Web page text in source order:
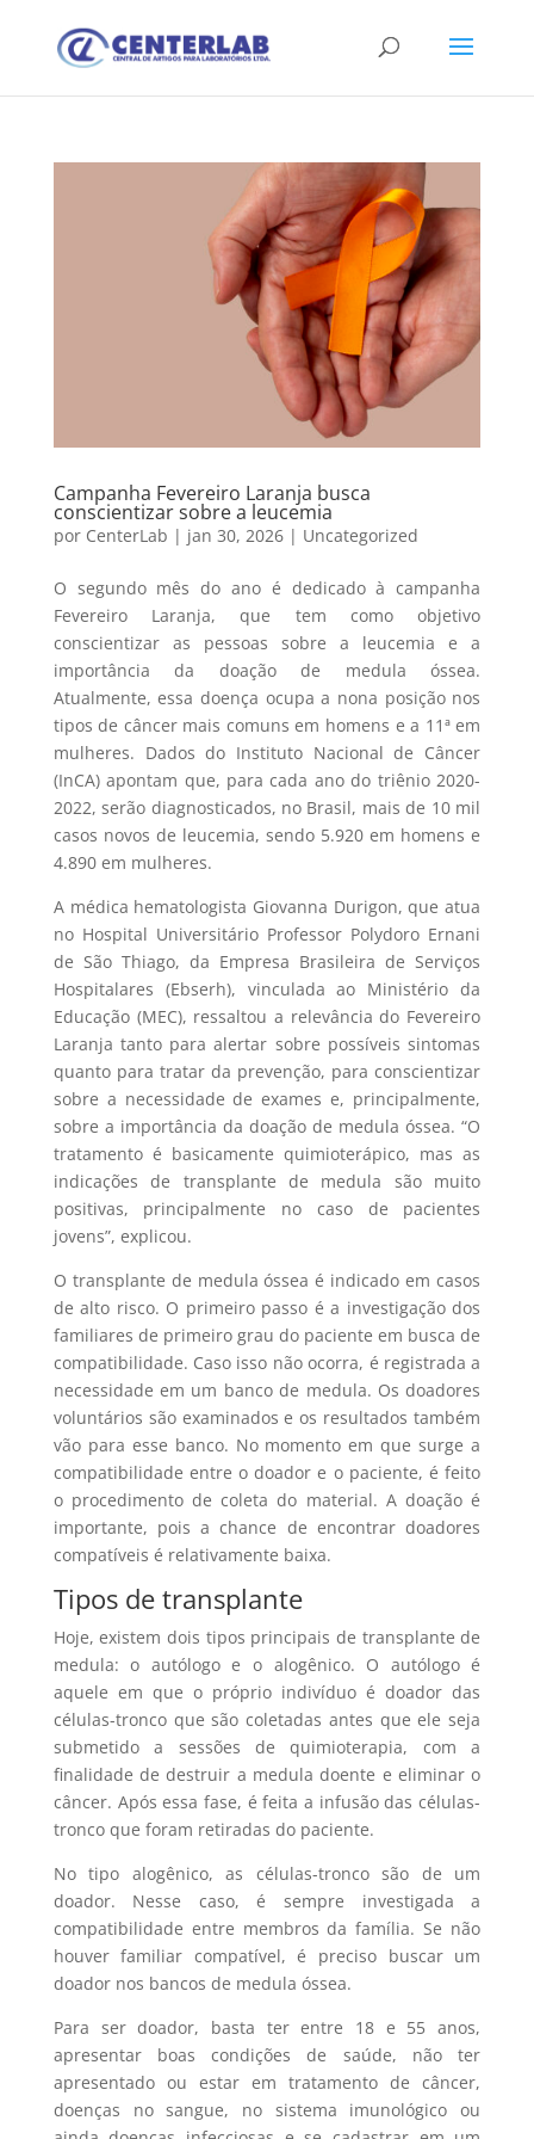
Campanha Fevereiro Laranja busca
conscientizar sobre a leucemia
por CenterLab | jan 30, 2026| Uncategorized
O segundo mês do ano é dedicado à campanha
Fevereiro Laranja, que tem como objetivo
conscientizar as pessoas sobre a leucemia e a
importância da doação de medula óssea.
Atualmente, essa doença ocupa a nona posição nos
tipos de câncer mais comuns em homens e a 11ª em
mulheres. Dados do Instituto Nacional de Câncer
(InCA) apontam que, para cada ano do triênio 2020-
2022, serão diagnosticados, no Brasil, mais de 10 mil
casos novos de leucemia, sendo 5.920 em homens e
4.890 em mulheres.
A médica hematologista Giovanna Durigon, que atua
no Hospital Universitário Professor Polydoro Ernani
de São Thiago, da Empresa Brasileira de Serviços
Hospitalares (Ebserh), vinculada ao Ministério da
Educação (MEC), ressaltou a relevância do Fevereiro
Laranja tanto para alertar sobre possíveis sintomas
quanto para tratar da prevenção, para conscientizar
sobre a necessidade de exames e, principalmente,
sobre a importância da doação de medula óssea. “O
tratamento é basicamente quimioterápico, mas as
indicações de transplante de medula são muito
positivas, principalmente no caso de pacientes
jovens”, explicou.
O transplante de medula óssea é indicado em casos
de alto risco. O primeiro passo é a investigação dos
familiares de primeiro grau do paciente em busca de
compatibilidade. Caso isso não ocorra, é registrada a
necessidade em um banco de medula. Os doadores
voluntários são examinados e os resultados também
vão para esse banco. No momento em que surge a
compatibilidade entre o doador e o paciente, é feito
o procedimento de coleta do material. A doação é
importante, pois a chance de encontrar doadores
compatíveis é relativamente baixa.
Tipos de transplante
Hoje, existem dois tipos principais de transplante de
medula: o autólogo e o alogênico. O autólogo é
aquele em que o próprio indivíduo é doador das
células-tronco que são coletadas antes que ele seja
submetido a sessões de quimioterapia, com a
finalidade de destruir a medula doente e eliminar o
câncer. Após essa fase, é feita a infusão das células-
tronco que foram retiradas do paciente.
No tipo alogênico, as células-tronco são de um
doador. Nesse caso, é sempre investigada a
compatibilidade entre membros da família. Se não
houver familiar compatível, é preciso buscar um
doador nos bancos de medula óssea.
Para ser doador, basta ter entre 18 e 55 anos,
apresentar boas condições de saúde, não ter
apresentado ou estar em tratamento de câncer,
doenças no sangue, no sistema imunológico ou